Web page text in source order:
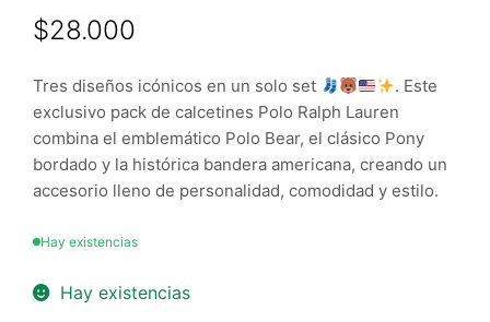
$28.000
Tres diseños icónicos en un solo set
. Este
exclusivo pack de calcetines Polo Ralph Lauren
combina el emblemático Polo Bear, el clásico Pony
bordado y la histórica bandera americana, creando un
accesorio lleno de personalidad, comodidad y estilo.
Hay existencias
Hay existencias